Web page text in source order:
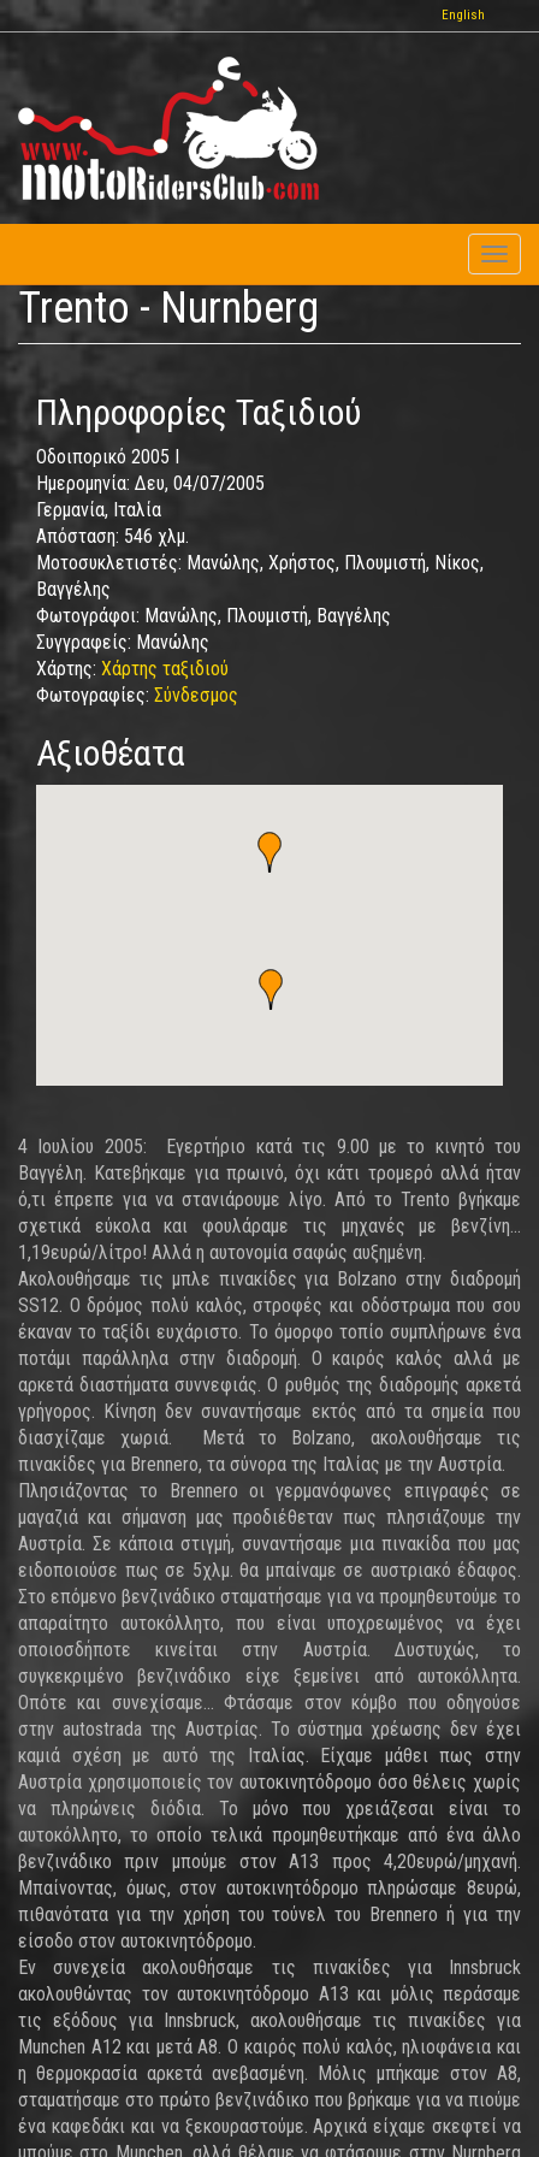
Παράκαμψη
προς
περιεχόμενο
English
Trento - Nurnberg
Πληροφορίες Ταξιδιού
Οδοιπορικό 2005 I
Ημερομηνία: Δευ, 04/07/2005
Γερμανία, Ιταλία
Απόσταση: 546 χλμ.
Μοτοσυκλετιστές: Μανώλης, Χρήστος, Πλουμιστή, Νίκος,
Βαγγέλης
Φωτογράφοι: Μανώλης, Πλουμιστή, Βαγγέλης
Συγγραφείς: Μανώλης
Χάρτης: Χάρτης ταξιδιού
Φωτογραφίες: Σύνδεσμος
Αξιοθέατα
4 Ιουλίου 2005: Εγερτήριο κατά τις 9.00 με το κινητό του
Βαγγέλη. Κατεβήκαμε για πρωινό, όχι κάτι τρομερό αλλά ήταν
ό,τι έπρεπε για να στανιάρουμε λίγο. Από το Trento βγήκαμε
σχετικά εύκολα και φουλάραμε τις μηχανές με βενζίνη...
1,19ευρώ/λίτρο! Αλλά η αυτονομία σαφώς αυξημένη.
Ακολουθήσαμε τις μπλε πινακίδες για Bolzano στην διαδρομή
SS12. Ο δρόμος πολύ καλός, στροφές και οδόστρωμα που σου
έκαναν το ταξίδι ευχάριστο. Το όμορφο τοπίο συμπλήρωνε ένα
ποτάμι παράλληλα στην διαδρομή. Ο καιρός καλός αλλά με
αρκετά διαστήματα συννεφιάς. Ο ρυθμός της διαδρομής αρκετά
γρήγορος. Κίνηση δεν συναντήσαμε εκτός από τα σημεία που
διασχίζαμε χωριά. Μετά το Bolzano, ακολουθήσαμε τις
πινακίδες για Brennero, τα σύνορα της Ιταλίας με την Αυστρία.
Πλησιάζοντας το Brennero οι γερμανόφωνες επιγραφές σε
μαγαζιά και σήμανση μας προδιέθεταν πως πλησιάζουμε την
Αυστρία. Σε κάποια στιγμή, συναντήσαμε μια πινακίδα που μας
ειδοποιούσε πως σε 5χλμ. θα μπαίναμε σε αυστριακό έδαφος.
Στο επόμενο βενζινάδικο σταματήσαμε για να προμηθευτούμε το
απαραίτητο αυτοκόλλητο, που είναι υποχρεωμένος να έχει
οποιοσδήποτε κινείται στην Αυστρία. Δυστυχώς, το
συγκεκριμένο βενζινάδικο είχε ξεμείνει από αυτοκόλλητα.
Οπότε και συνεχίσαμε... Φτάσαμε στον κόμβο που οδηγούσε
στην autostrada της Αυστρίας. Το σύστημα χρέωσης δεν έχει
καμιά σχέση με αυτό της Ιταλίας. Είχαμε μάθει πως στην
Αυστρία χρησιμοποιείς τον αυτοκινητόδρομο όσο θέλεις χωρίς
να πληρώνεις διόδια. Το μόνο που χρειάζεσαι είναι το
αυτοκόλλητο, το οποίο τελικά προμηθευτήκαμε από ένα άλλο
βενζινάδικο πριν μπούμε στον Α13 προς 4,20ευρώ/μηχανή.
Μπαίνοντας, όμως, στον αυτοκινητόδρομο πληρώσαμε 8ευρώ,
πιθανότατα για την χρήση του τούνελ του Brennero ή για την
είσοδο στον αυτοκινητόδρομο.
Εν συνεχεία ακολουθήσαμε τις πινακίδες για Innsbruck
ακολουθώντας τον αυτοκινητόδρομο Α13 και μόλις περάσαμε
τις εξόδους για Innsbruck, ακολουθήσαμε τις πινακίδες για
Munchen A12 και μετά Α8. Ο καιρός πολύ καλός, ηλιοφάνεια και
η θερμοκρασία αρκετά ανεβασμένη. Μόλις μπήκαμε στον Α8,
σταματήσαμε στο πρώτο βενζινάδικο που βρήκαμε για να πιούμε
ένα καφεδάκι και να ξεκουραστούμε. Αρχικά είχαμε σκεφτεί να